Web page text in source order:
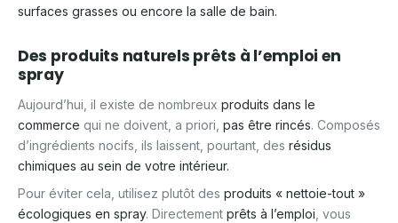
surfaces grasses ou encore la salle de bain.
Des produits naturels prêts à l’emploi en
spray
Aujourd’hui, il existe de nombreux produits dans le
commerce qui ne doivent, a priori, pas être rincés. Composés
d’ingrédients nocifs, ils laissent, pourtant, des résidus
chimiques au sein de votre intérieur.
Pour éviter cela, utilisez plutôt des produits « nettoie-tout »
écologiques en spray. Directement prêts à l’emploi , vous